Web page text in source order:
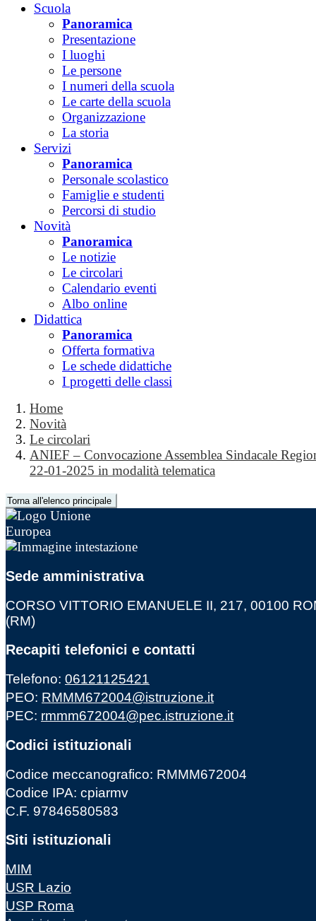
Scuola
Panoramica
Presentazione
I luoghi
Le persone
I numeri della scuola
Le carte della scuola
Organizzazione
La storia
Servizi
Panoramica
Personale scolastico
Famiglie e studenti
Percorsi di studio
Novità
Panoramica
Le notizie
Le circolari
Calendario eventi
Albo online
Didattica
Panoramica
Offerta formativa
Le schede didattiche
I progetti delle classi
Home
Novità
Le circolari
ANIEF – Convocazione Assemblea Sindacale
22-01-2025 in modalità telematica
Torna all'elenco principale
Sede amministrativa
CORSO VITTORIO EMANUELE II, 217, 00100
(RM)
Recapiti telefonici e contatti
Telefono: 06121125421
PEO: RMMM672004@istruzione.it
PEC: rmmm672004@pec.istruzione.it
Codici istituzionali
Codice meccanografico: RMMM672004
Codice IPA: cpiarmv
C.F. 97846580583
Siti istituzionali
MIM
USR Lazio
USP Roma